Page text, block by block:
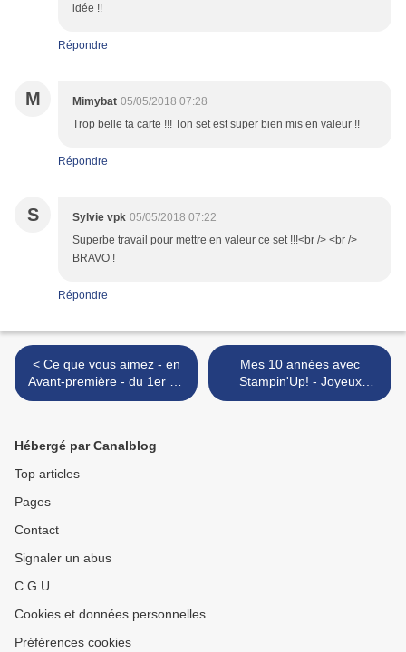
idée !!
Répondre
M Mimybat 05/05/2018 07:28
Trop belle ta carte !!! Ton set est super bien mis en valeur !!
Répondre
S Sylvie vpk 05/05/2018 07:22
Superbe travail pour mettre en valeur ce set !!!<br /> <br />
BRAVO !
Répondre
< Ce que vous aimez - en
Avant-première - du 1er au
31 mai 2018
Mes 10 années avec
Stampin'Up! - Joyeux
anniversaire (suite) >
Hébergé par Canalblog
Top articles
Pages
Contact
Signaler un abus
C.G.U.
Cookies et données personnelles
Préférences cookies